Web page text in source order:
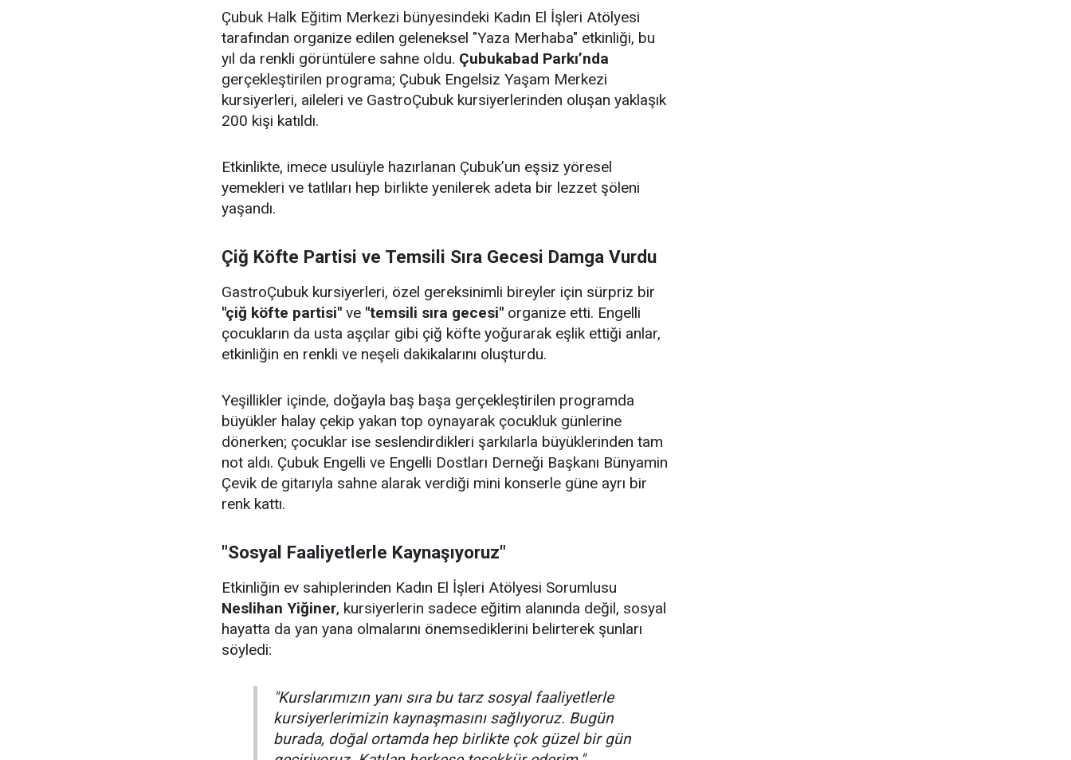
Çubuk Halk Eğitim Merkezi bünyesindeki Kadın El İşleri Atölyesi
tarafından organize edilen geleneksel "Yaza Merhaba" etkinliği, bu
yıl da renkli görüntülere sahne oldu. Çubukabad Parkı’nda
gerçekleştirilen programa; Çubuk Engelsiz Yaşam Merkezi
kursiyerleri, aileleri ve GastroÇubuk kursiyerlerinden oluşan yaklaşık
200 kişi katıldı.
Etkinlikte, imece usulüyle hazırlanan Çubuk’un eşsiz yöresel
yemekleri ve tatlıları hep birlikte yenilerek adeta bir lezzet şöleni
yaşandı.
Çiğ Köfte Partisi ve Temsili Sıra Gecesi Damga Vurdu
GastroÇubuk kursiyerleri, özel gereksinimli bireyler için sürpriz bir
"çiğ köfte partisi" ve "temsili sıra gecesi" organize etti. Engelli
çocukların da usta aşçılar gibi çiğ köfte yoğurarak eşlik ettiği anlar,
etkinliğin en renkli ve neşeli dakikalarını oluşturdu.
Yeşillikler içinde, doğayla baş başa gerçekleştirilen programda
büyükler halay çekip yakan top oynayarak çocukluk günlerine
dönerken; çocuklar ise seslendirdikleri şarkılarla büyüklerinden tam
not aldı. Çubuk Engelli ve Engelli Dostları Derneği Başkanı Bünyamin
Çevik de gitarıyla sahne alarak verdiği mini konserle güne ayrı bir
renk kattı.
"Sosyal Faaliyetlerle Kaynaşıyoruz"
Etkinliğin ev sahiplerinden Kadın El İşleri Atölyesi Sorumlusu
Neslihan Yiğiner, kursiyerlerin sadece eğitim alanında değil, sosyal
hayatta da yan yana olmalarını önemsediklerini belirterek şunları
söyledi:
"Kurslarımızın yanı sıra bu tarz sosyal faaliyetlerle
kursiyerlerimizin kaynaşmasını sağlıyoruz. Bugün
burada, doğal ortamda hep birlikte çok güzel bir gün